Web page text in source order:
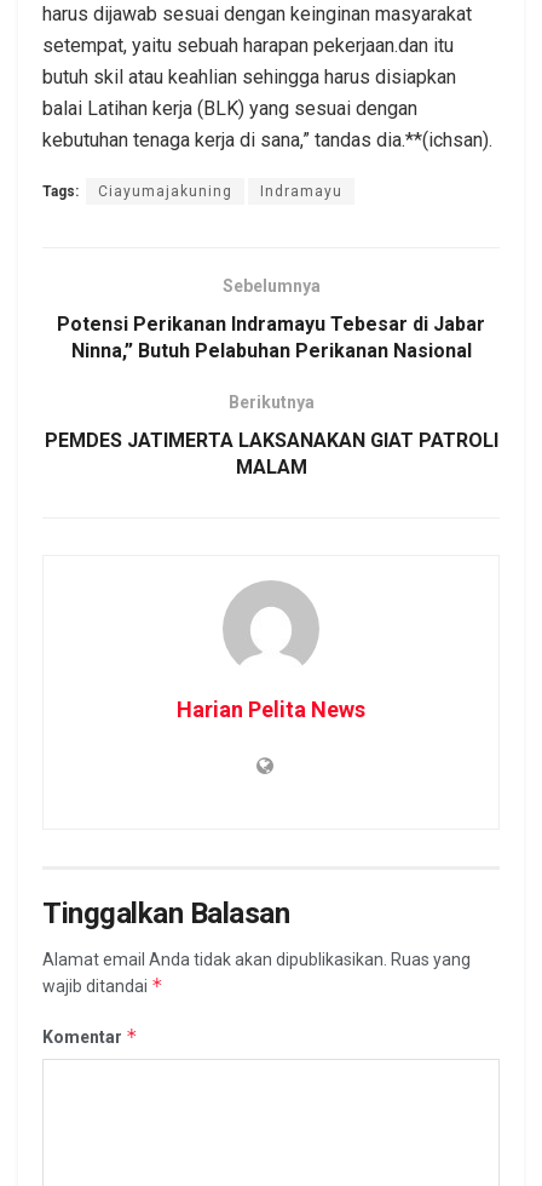
harus dijawab sesuai dengan keinginan masyarakat
setempat, yaitu sebuah harapan pekerjaan.dan itu
butuh skil atau keahlian sehingga harus disiapkan
balai Latihan kerja (BLK) yang sesuai dengan
kebutuhan tenaga kerja di sana,” tandas dia.**(ichsan).
Tags: Ciayumajakuning Indramayu
Sebelumnya
Potensi Perikanan Indramayu Tebesar di Jabar
Ninna,” Butuh Pelabuhan Perikanan Nasional
Berikutnya
PEMDES JATIMERTA LAKSANAKAN GIAT PATROLI
MALAM
Harian Pelita News
Tinggalkan Balasan
Alamat email Anda tidak akan dipublikasikan. Ruas yang
wajib ditandai *
Komentar *